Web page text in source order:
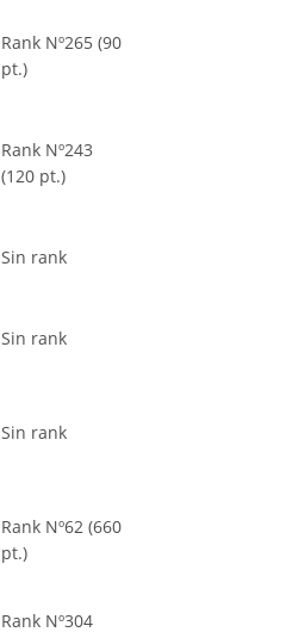
Rank Nº265 (90
pt.)
Rank Nº243
(120 pt.)
Sin rank
Sin rank
Sin rank
Rank Nº62 (660
pt.)
Rank Nº304